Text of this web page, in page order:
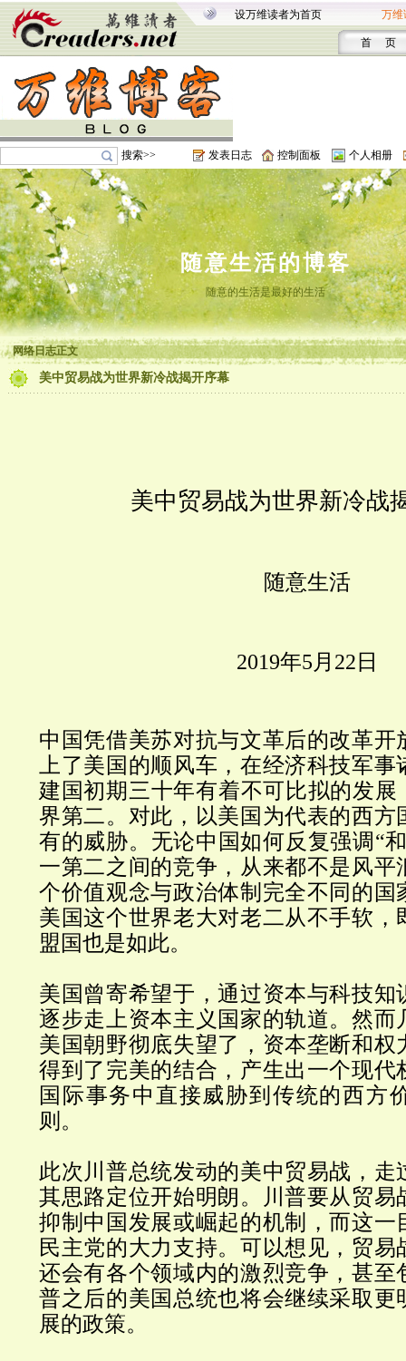
设万维读者为首页 万维
首 页
搜索>> 发表日志 控制面板 个人相册
随意生活的博客
随意的生活是最好的生活
网络日志正文
美中贸易战为世界新冷战揭开序幕
美中贸易战为世界新冷战
随意生活
2019年5 月 22 日
中国凭借美苏对抗与文革后的改革开
上了美国的顺风车，在经济科技军
建国初期三十年有着不可比拟的发展
界第二。对此，以美国为代表的西方
有的威胁。无论中国如何反复强调“
一第二之间的竞争，从来都不是风平
个价值观念与政治体制完全不同的国
美国这个世界老大对老二从不手软，
盟国也是如此。
美国曾寄希望于，通过资本与科技知
逐步走上资本主义国家的轨道。然而
美国朝野彻底失望了，资本垄断和权
得到了完美的结合，产生出一个现代
国际事务中直接威胁到传统的西方
则。
此次川普总统发动的美中贸易战，走
其思路定位开始明朗。川普要从贸易
抑制中国发展或崛起的机制，而这一
民主党的大力支持。可以想见，贸易
还会有各个领域内的激烈竞争，甚至
普之后的美国总统也将会继续采取更
展的政策。